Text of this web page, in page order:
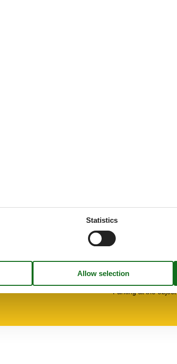
Water heater
Living/sleeping area
Flat screen TV
Outside
Parking at the object
Statistics